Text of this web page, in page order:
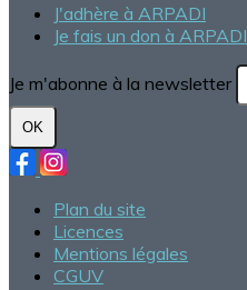
J'adhère à ARPADI
Je fais un don à ARPADI
Je m'abonne à la newsletter
OK
Plan du site
Licences
Mentions légales
CGUV